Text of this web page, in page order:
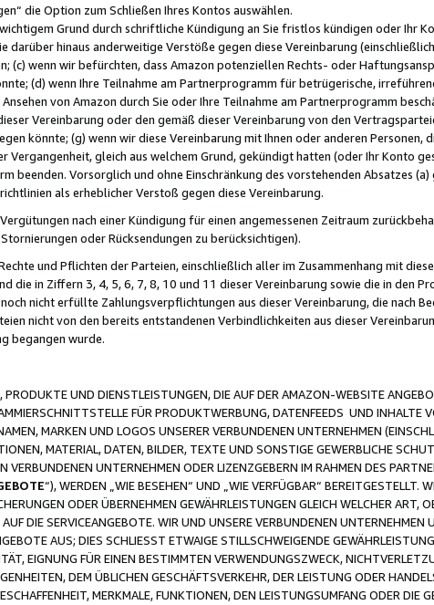
die Option zum Schließen Ihres Kontos auswählen.
Grund durch schriftliche Kündigung an Sie fristlos kündigen oder Ihr
darüber hinaus anderweitige Verstöße gegen diese Vereinbarung
(c) wenn wir befürchten, dass Amazon potenziellen Rechts- oder
(d) wenn Ihre Teilnahme am Partnerprogramm für betrügerische,
von Amazon durch Sie oder Ihre Teilnahme am Partnerprogramm
Vereinbarung oder den gemäß dieser Vereinbarung von den
könnte; (g) wenn wir diese Vereinbarung mit Ihnen oder anderen Personen,
Vergangenheit, gleich aus welchem Grund, gekündigt hatten (oder Ihr Konto
beenden. Vorsorglich und ohne Einschränkung des vorstehenden Absatzes
als erheblicher Verstoß gegen diese Vereinbarung.
nach einer Kündigung für einen angemessenen Zeitraum
oder Rücksendungen zu berücksichtigen).
und Pflichten der Parteien, einschließlich aller im Zusammenhang mit
die in Ziffern 3, 4, 5, 6, 7, 8, 10 und 11 dieser Vereinbarung sowie die in den
nicht erfüllte Zahlungsverpflichtungen aus dieser Vereinbarung, die nach
nicht von den bereits entstandenen Verbindlichkeiten aus dieser
begangen wurde.
UND DIENSTLEISTUNGEN, DIE AUF DER AMAZON-WEBSITE
FÜR PRODUKTWERBUNG, DATENFEEDS UND INHALTE
MARKEN UND LOGOS UNSERER VERBUNDENEN UNTERNEHMEN
MATERIAL, DATEN, BILDER, TEXTE UND SONSTIGE GEWERBLICHE
UNTERNEHMEN ODER LIZENZGEBERN IM RAHMEN DES
“), WERDEN „WIE BESEHEN“ UND „WIE VERFÜGBAR“ BEREITGESTELLT.
ODER ÜBERNEHMEN GEWÄHRLEISTUNGEN GLEICH WELCHER ART,
DIE SERVICEANGEBOTE. WIR UND UNSERE VERBUNDENEN UNTERNEHMEN
AUS; DIES SCHLIESST ETWAIGE STILLSCHWEIGENDE
EIGNUNG FÜR EINEN BESTIMMTEN VERWENDUNGSZWECK,
DEM ÜBLICHEN GESCHÄFTSVERKEHR, DER LEISTUNG ODER
MERKMALE, FUNKTIONEN, DEN LEISTUNGSUMFANG ODER DIE